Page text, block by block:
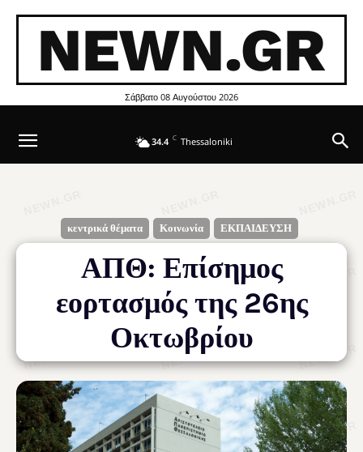
NEWN.GR
Σάββατο 08 Αυγούστου 2026
34.4 C Thessaloniki
κεντρικά θέματα Κοινωνία ΕΚΠΑΙΔΕΥΣΗ
ΑΠΘ: Επίσημος
εορτασμός της 26ης
Οκτωβρίου